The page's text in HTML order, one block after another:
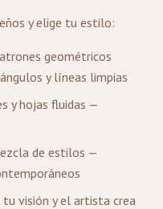
y elige tu estilo:
geométricos
y líneas limpias
y hojas fluidas —
de estilos —
tu visión y el artista crea